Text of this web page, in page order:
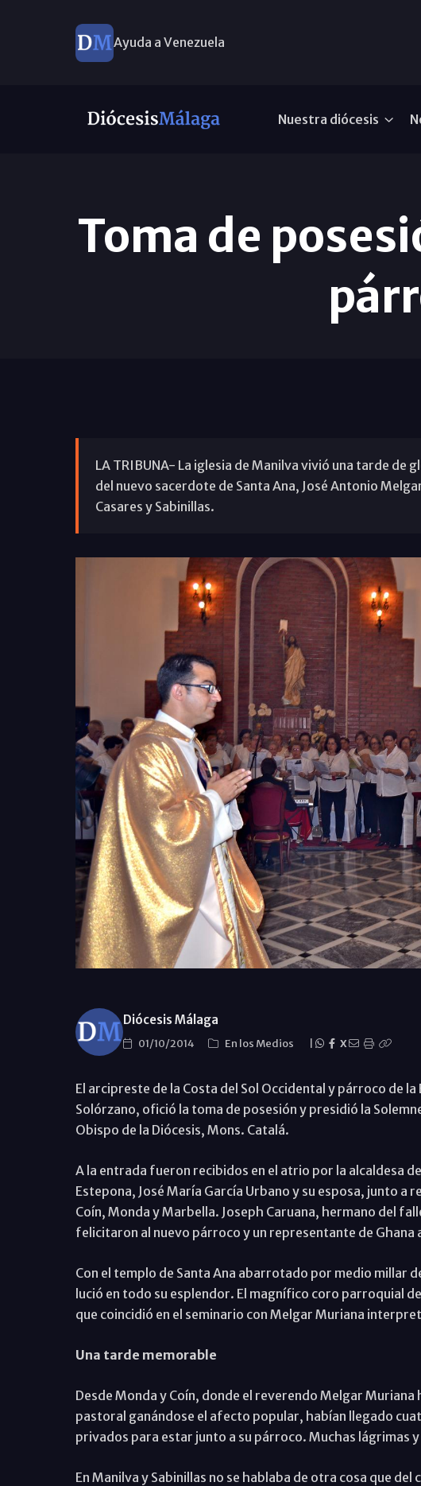
Ayuda a Venezuela
Nuestra diócesis
Toma de
LA TRIBUNA- La iglesia de Manilva vivió una tarde de
del nuevo sacerdote de Santa Ana, José Antonio
Casares y Sabinillas.
Diócesis Málaga
01/10/2014 En los Medios X
El arcipreste de la Costa del Sol Occidental y párroco de
Solórzano, ofició la toma de posesión y presidió la
Obispo de la Diócesis, Mons. Catalá.
A la entrada fueron recibidos en el atrio por la alcaldesa
Estepona, José María García Urbano y su esposa, junto a
Coín, Monda y Marbella. Joseph Caruana, hermano del
felicitaron al nuevo párroco y un representante de Ghana
Con el templo de Santa Ana abarrotado por medio millar
lució en todo su esplendor. El magnífico coro parroquial
que coincidió en el seminario con Melgar Muriana
Una tarde memorable
Desde Monda y Coín, donde el reverendo Melgar
pastoral ganándose el afecto popular, habían llegado
privados para estar junto a su párroco. Muchas lágrimas
En Manilva y Sabinillas no se hablaba de otra cosa que del